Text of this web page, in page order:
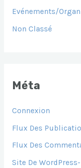
Evénements/
Non Classé
Méta
Connexion
Flux Des
Flux Des
Site De WordPress-